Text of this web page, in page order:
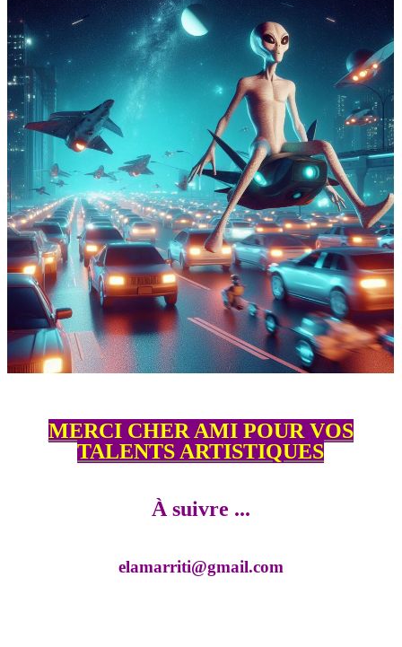
MERCI CHER AMI POUR VOS
TALENTS ARTISTIQUES
À suivre ...
elamarriti@gmail.com